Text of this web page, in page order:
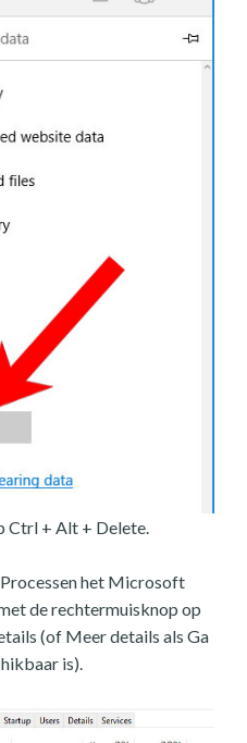
+ Alt + Delete.
het Microsoft
de rechtermuisknop op
(of Meer details als Ga
is).